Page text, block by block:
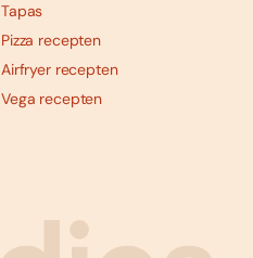
Abonneren
Tapas
Pizza recepten
Airfryer recepten
Vega recepten